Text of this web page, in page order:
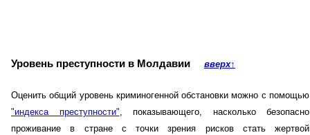
Уровень преступности в Молдавии вверх↑
Оценить общий уровень криминогенной обстановки можно с помощью
"индекса преступности", показывающего, насколько безопасно
проживание в стране с точки зрения рисков стать жертвой